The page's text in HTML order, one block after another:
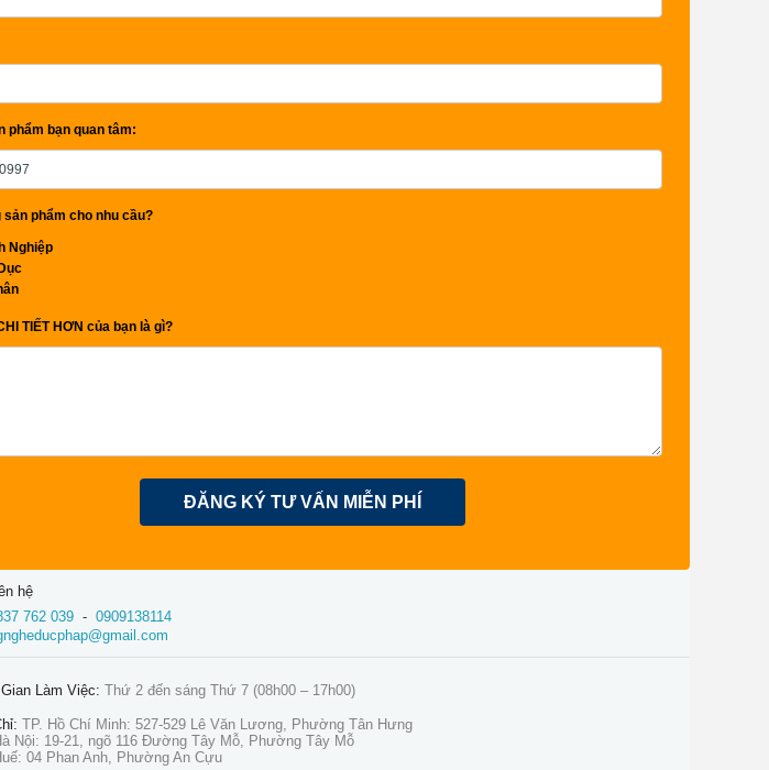
phẩm bạn quan tâm:
sản phẩm cho nhu cầu?
Nghiệp
TIẾT HƠN của bạn là gì?
ĐĂNG KÝ TƯ VẤN MIỄN PHÍ
hệ
762 039 - 0909138114
Làm Việc: Thứ 2 đến sáng Thứ 7 (08h00 – 17h00)
TP. Hồ Chí Minh: 527-529 Lê Văn Lương, Phường Tân Hưng
Nội: 19-21, ngõ 116 Đường Tây Mỗ, Phường Tây Mỗ
04 Phan Anh, Phường An Cựu